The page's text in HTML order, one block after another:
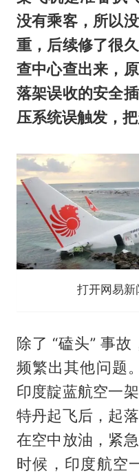
没有乘客，所以
重，后续修了很
查中心查出来，
落架误收的安全
压系统误触发，
打开网易
除了 “磕头” 事
频繁出其他问题
印度靛蓝航空一
特丹起飞后，起
在空中放油，紧
时候，印度航空